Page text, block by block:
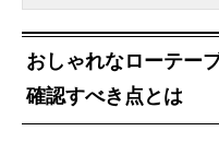
おしゃれなローテー
確認すべき点とは